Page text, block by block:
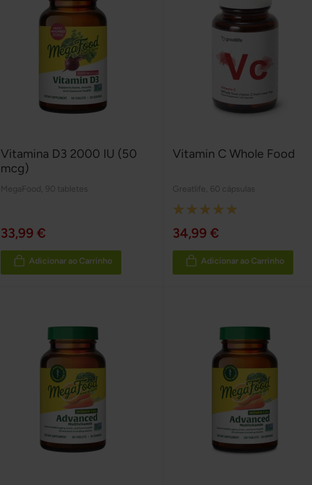
Vitamina D3 2000 IU (50
mcg)
MegaFood 90 tabletes
33,99 €
Adicionar ao Carrinho
Vitamin C Whole Food
Greatlife 60 cápsulas
Rating:
100%
34,99 €
Adicionar ao Carrinho